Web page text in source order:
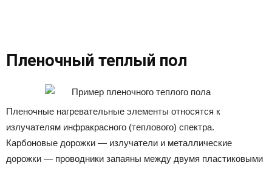
Пленочный теплый пол
Пленочные нагревательные элементы относятся к
излучателям инфракрасного (теплового) спектра.
Карбоновые дорожки — излучатели и металлические
дорожки — проводники запаяны между двумя пластиковыми